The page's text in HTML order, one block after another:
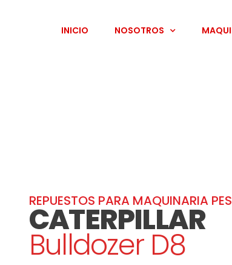
INICIO NOSOTROS
REPUESTOS PARA MAQUINARIA
CATERPILLAR
Bulldozer D8